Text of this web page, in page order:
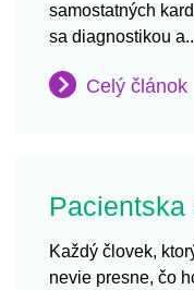
samostatných
sa diagnostikou
Celý článok
Každý človek,
nevie presne, čo